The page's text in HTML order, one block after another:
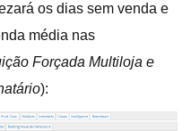
os dias sem venda e
média nas
Forçada Multiloja e
):